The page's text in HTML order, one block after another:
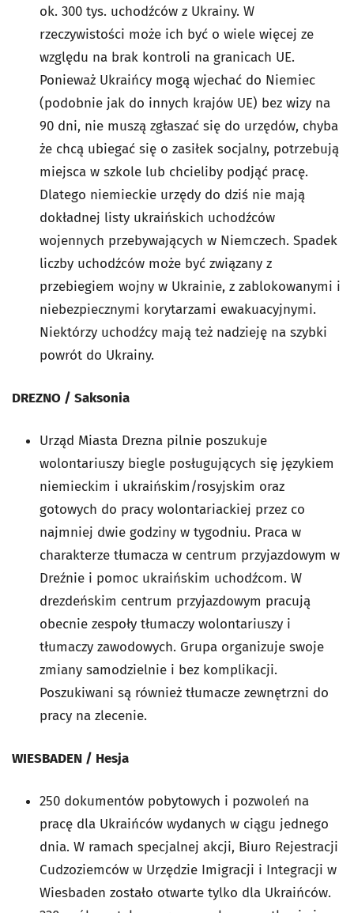
ok. 300 tys. uchodźców z Ukrainy. W
rzeczywistości może ich być o wiele więcej ze
względu na brak kontroli na granicach UE.
Ponieważ Ukraińcy mogą wjechać do Niemiec
(podobnie jak do innych krajów UE) bez wizy na
90 dni, nie muszą zgłaszać się do urzędów, chyba
że chcą ubiegać się o zasiłek socjalny, potrzebują
miejsca w szkole lub chcieliby podjąć pracę.
Dlatego niemieckie urzędy do dziś nie mają
dokładnej listy ukraińskich uchodźców
wojennych przebywających w Niemczech. Spadek
liczby uchodźców może być związany z
przebiegiem wojny w Ukrainie, z zablokowanymi i
niebezpiecznymi korytarzami ewakuacyjnymi.
Niektórzy uchodźcy mają też nadzieję na szybki
powrót do Ukrainy.
DREZNO / Saksonia
Urząd Miasta Drezna pilnie poszukuje
wolontariuszy biegle posługujących się językiem
niemieckim i ukraińskim/rosyjskim oraz
gotowych do pracy wolontariackiej przez co
najmniej dwie godziny w tygodniu. Praca w
charakterze tłumacza w centrum przyjazdowym w
Dreźnie i pomoc ukraińskim uchodźcom. W
drezdeńskim centrum przyjazdowym pracują
obecnie zespoły tłumaczy wolontariuszy i
tłumaczy zawodowych. Grupa organizuje swoje
zmiany samodzielnie i bez komplikacji.
Poszukiwani są również tłumacze zewnętrzni do
pracy na zlecenie.
WIESBADEN / Hesja
250 dokumentów pobytowych i pozwoleń na
pracę dla Ukraińców wydanych w ciągu jednego
dnia. W ramach specjalnej akcji, Biuro Rejestracji
Cudzoziemców w Urzędzie Imigracji i Integracji w
Wiesbaden zostało otwarte tylko dla Ukraińców.